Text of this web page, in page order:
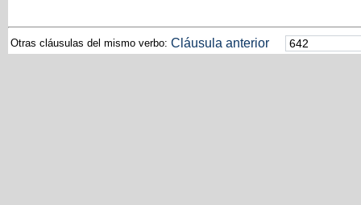
Otras cláusulas del mismo verbo: Cláusula anterior